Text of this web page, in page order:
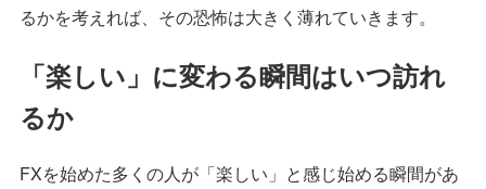
るかを考えれば、その恐怖は大きく薄れていきます。
「楽しい」に変わる瞬間はいつ訪れ
るか
FXを始めた多くの人が「楽しい」と感じ始める瞬間があ